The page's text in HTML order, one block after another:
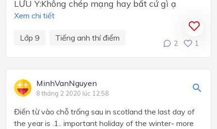
LƯU Ý:Không chép mạng hay bất cứ gì ạ
Xem chi tiết
Lớp 9 Tiếng anh thí điểm
2 1
MinhVanNguyen
8 tháng 2 2020 lúc 12:58
Điền từ vào chỗ trống sau in scotland the last day of
the year is .1.. important holiday of the winter- more